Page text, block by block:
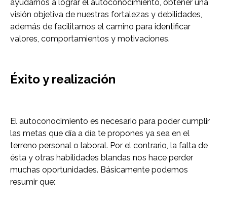
ayudarnos a lograr el autoconocimiento, obtener una
visión objetiva de nuestras fortalezas y debilidades,
además de facilitarnos el camino para identificar
valores, comportamientos y motivaciones.
Éxito y realización
El autoconocimiento es necesario para poder cumplir
las metas que día a día te propones ya sea en el
terreno personal o laboral. Por el contrario, la falta de
ésta y otras habilidades blandas nos hace perder
muchas oportunidades. Básicamente podemos
resumir que: